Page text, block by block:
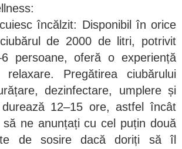
încălzit: Disponibil în orice
de 2000 de litri, potrivit
persoane, oferă o experiență
Pregătirea ciubărului
dezinfectare, umplere și
12–15 ore, astfel încât
ne anunțați cu cel puțin două
de sosire dacă doriți să îl